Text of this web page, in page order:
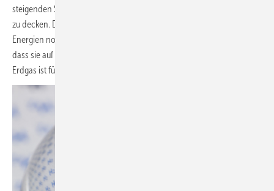
steigenden Strom- und Energiebedarf zu wettbewerbsfähigen Preisen
zu decken. Die bis zur Versorgungssicherheit durch Erneuerbare
Energien notwendigen Gaskraftwerke müssen so gebaut werden,
dass sie auf klimaneutrale Gase (H2-ready) umgestellt werden können.
Erdgas ist für eine Übergangszeit unverzichtbar.